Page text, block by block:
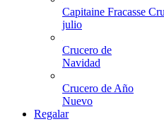
Capitaine Fracasse
julio
Crucero de
Navidad
Crucero de Año
Nuevo
Regalar